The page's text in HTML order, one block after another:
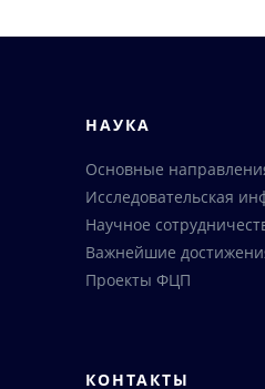
НАУКА
Основные
Исследовательская
Научное
Важнейшие
Проекты ФЦП
КОНТАКТЫ